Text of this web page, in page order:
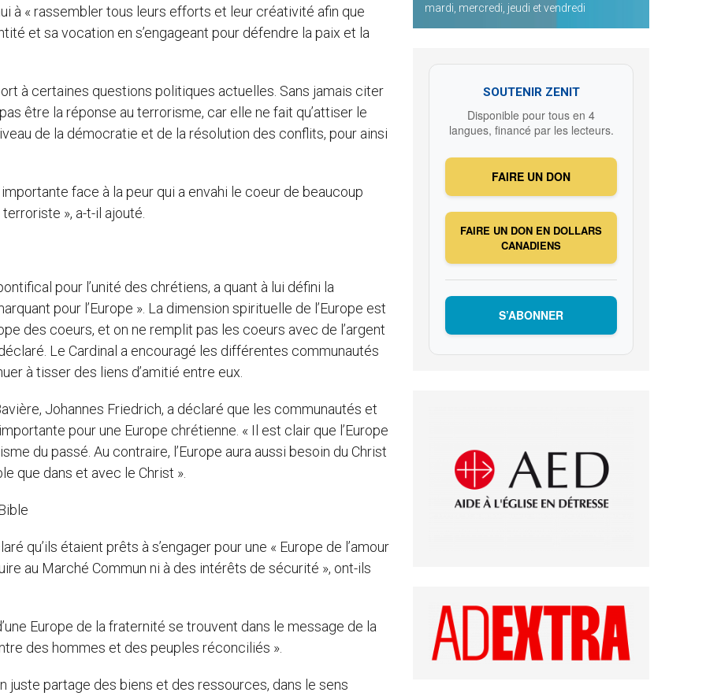
à « rassembler tous leurs efforts et leur créativité afin que
et sa vocation en s’engageant pour défendre la paix et la
à certaines questions politiques actuelles. Sans jamais citer
être la réponse au terrorisme, car elle ne fait qu’attiser le
de la démocratie et de la résolution des conflits, pour ainsi
face à la peur qui a envahi le coeur de beaucoup
», a-t-il ajouté.
pour l’unité des chrétiens, a quant à lui défini la
pour l’Europe ». La dimension spirituelle de l’Europe est
des coeurs, et on ne remplit pas les coeurs avec de l’argent
Le Cardinal a encouragé les différentes communautés
à tisser des liens d’amitié entre eux.
Johannes Friedrich, a déclaré que les communautés et
pour une Europe chrétienne. « Il est clair que l’Europe
du passé. Au contraire, l’Europe aura aussi besoin du Christ
que dans et avec le Christ ».
qu’ils étaient prêts à s’engager pour une « Europe de l’amour
au Marché Commun ni à des intérêts de sécurité », ont-ils
Europe de la fraternité se trouvent dans le message de la
des hommes et des peuples réconciliés ».
juste partage des biens et des ressources, dans le sens
mardi, mercredi, jeudi et vendredi
SOUTENIR ZENIT
Disponible pour tous en 4
langues, financé par les lecteurs.
FAIRE UN DON
FAIRE UN DON EN DOLLARS
CANADIENS
S’ABONNER